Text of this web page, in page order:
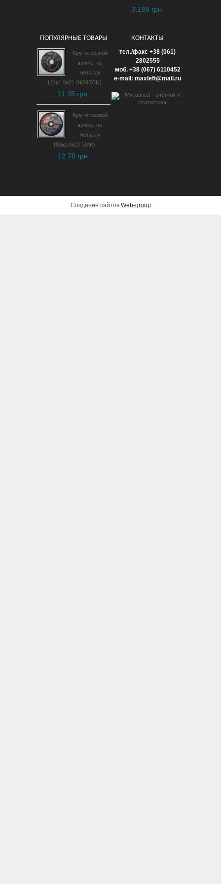
Газонокосилка
электрическая MAKITA
ELM4611
11,500 грн.
ДОБАВИТЬ В КОРЗИНУ
3,199 грн.
ПОПУЛЯРНЫЕ ТОВАРЫ
Круг отрезной
армир. по
металлу
125х1,0х22 (NORTON)
11.35 грн.
Круг отрезной
армир. по
металлу
180х2,0х22 (ЗАК)
12.70 грн.
КОНТАКТЫ
тел./факс +38 (061)
2802555
моб. +38 (067) 6110452
e-mail: maxleft@mail.ru
Создание сайтов Web-group